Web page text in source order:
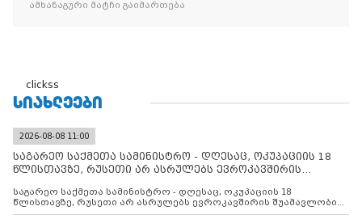
ამხანაგური მატჩი გაიმართება
clickss
ᲡᲘᲐᲮᲚᲔᲔᲑᲘ
2026-08-08 11:00
საგარეო საქმეთა სამინისტრო - დღესაც, ოკუპაციის 18
წლისთავზე, რუსეთი არ ასრულებს ევროკავშირის
საგარეო საქმეთა სამინისტრო - დღესაც, ოკუპაციის 18
წლისთავზე, რუსეთი არ ასრულებს ევროკავშირის შუამავლობით
დადებულ 2008 წლის 12 აგვისტოს ცეცხლის შეწყვეტის